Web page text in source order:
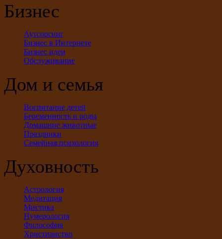
Бизнес
Аутсорсинг
Бизнес в Интернете
Бизнес идеи
Обслуживание
Дом и семья
Воспитание детей
Беременность и роды
Домашние животные
Праздники
Семейная психология
Духовность
Астрология
Медитация
Мистика
Нумерология
Философия
Христианство